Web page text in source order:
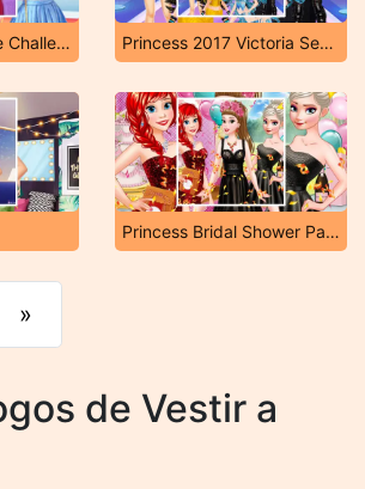
Belle Comfort Zone Challenge Princess 2017 Victoria Secret Show
Princess Bridal Shower Party
»
de Vestir a